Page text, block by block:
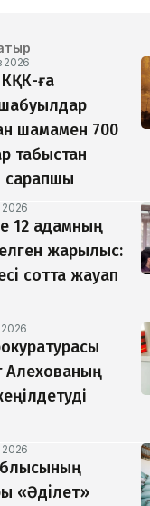
2026
ға
шамамен 700
табыстан
сарапшы
2026
12 адамның
жарылыс:
сотта жауап
Алехованың
2026
«Әділет»